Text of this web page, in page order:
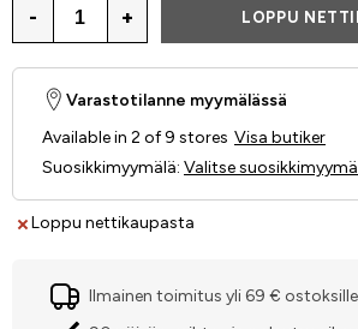
- + LOPPU
Loppu nettikaupasta
Varastotilanne myymälässä
Available in 2 of 9 stores Visa butiker
Suosikkimyymälä: Valitse
Ilmainen toimitus yli 69 € ostoksille